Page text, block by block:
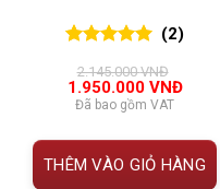
đánh giá
(2)
2.145.000VNĐ
Giá
gốc
2.145.000 VNĐ.
1.950.000 VNĐGiá
là:
Đã bao gồm VAT
THÊM VÀO GIỎ HÀNG